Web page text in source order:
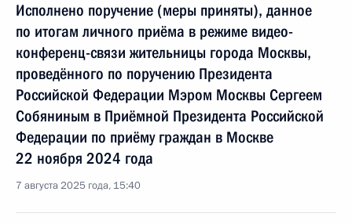
Исполнено поручение (меры приняты), данное
по итогам личного приёма в режиме видео-
конференц-связи жительницы города Москвы,
проведённого по поручению Президента
Российской Федерации Мэром Москвы Сергеем
Собяниным в Приёмной Президента Российской
Федерации по приёму граждан в Москве
22 ноября 2024 года
7 августа 2025 года, 15:40